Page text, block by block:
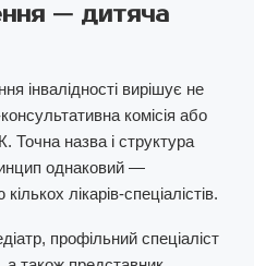
— дитяча
інвалідності вирішує не
комісія або
Точна назва і структура
однаковий —
лікарів-спеціалістів.
профільний спеціаліст